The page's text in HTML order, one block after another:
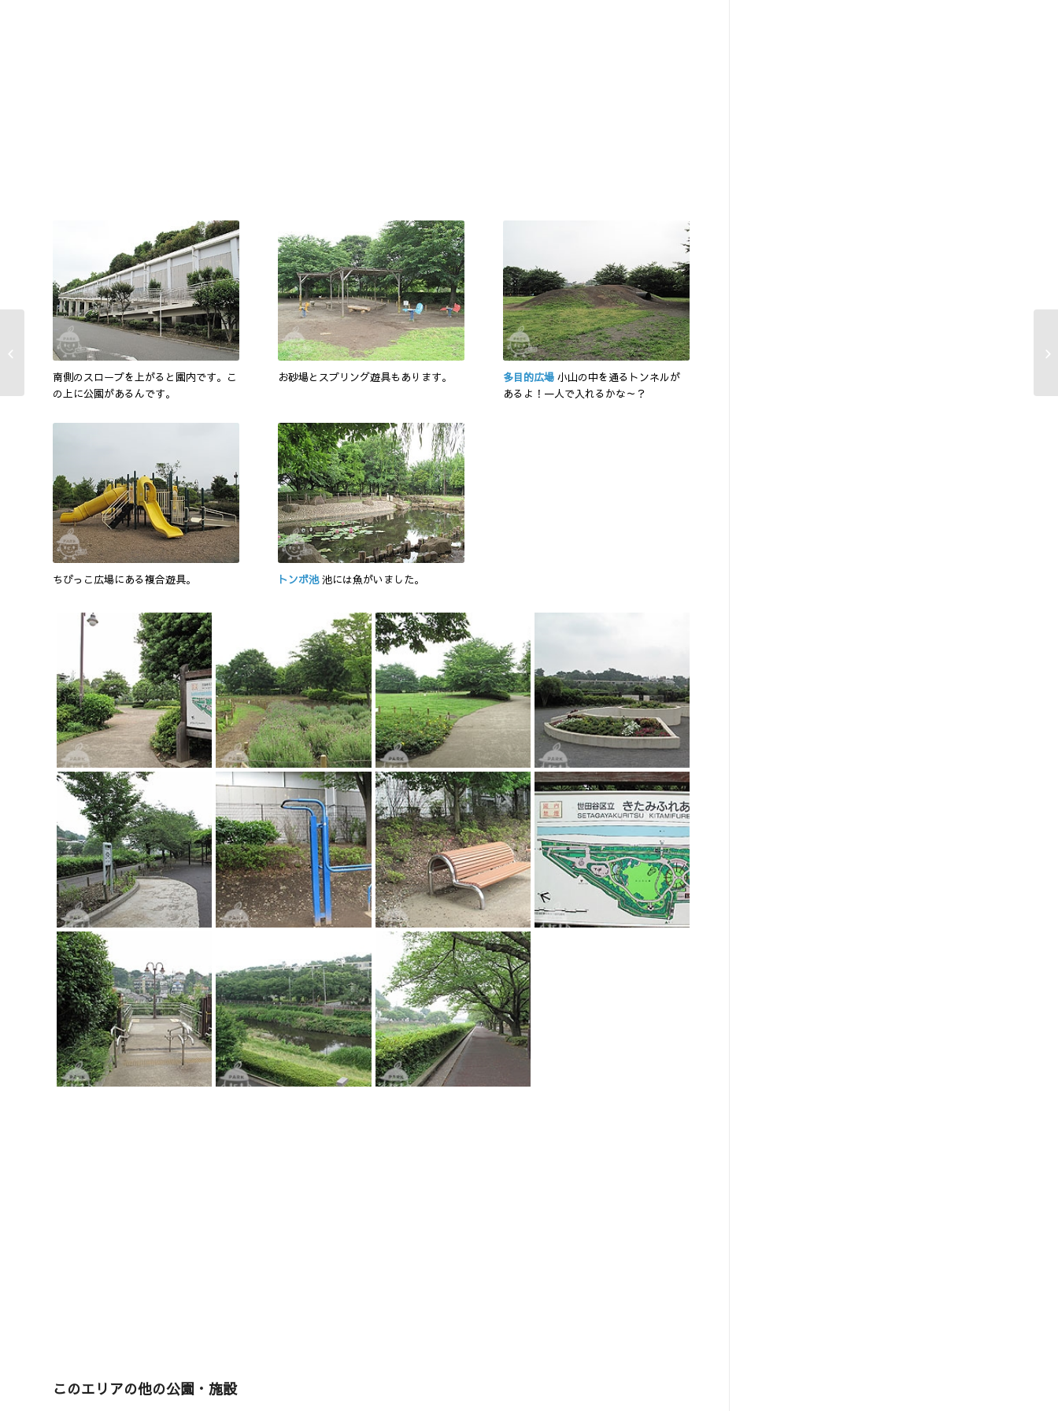
南側のスロープを上がると園内です。こ
の上に公園があるんです。
お砂場とスプリング遊具もあります。 多目的広場小山の中を通るトンネルが
あるよ！一人で入れるかな～？
ちびっこ広場にある複合遊具。 トンボ池池には魚がいました。
このエリアの他の公園・施設
羽生スカイスポーツ公
園｜Hanyu Sky Sports